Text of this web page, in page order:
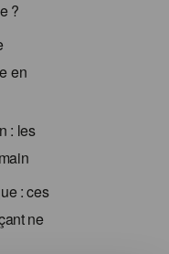
?
en
: les
: ces
ne